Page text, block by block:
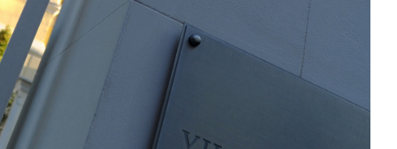
anche ad opera di
allo svolgimento
la sicurezza e la
Morelli, 1 - 00197 Roma,